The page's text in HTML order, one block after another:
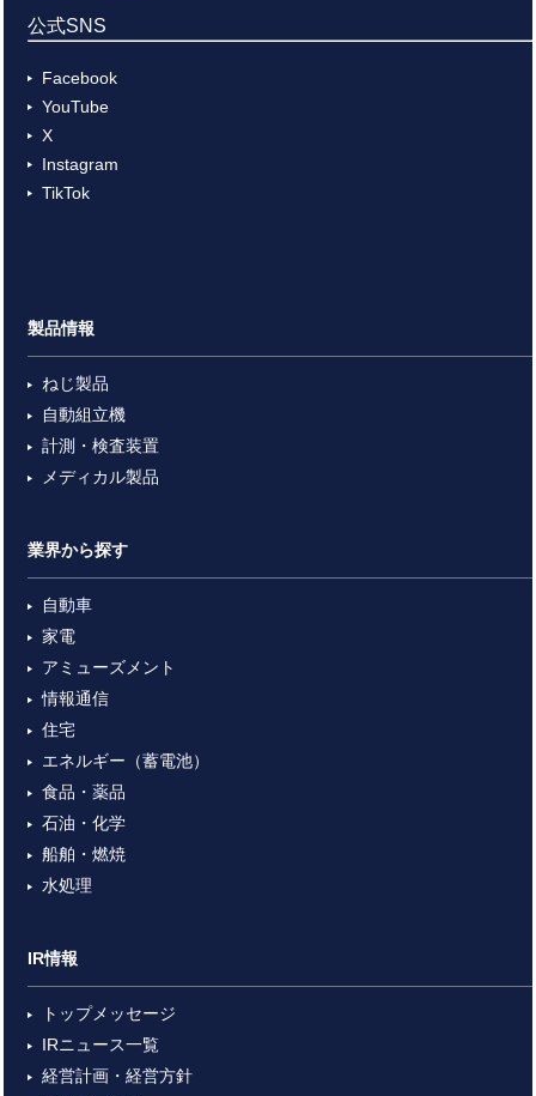
公式SNS
Facebook
YouTube
X
Instagram
TikTok
製品情報
ねじ製品
自動組立機
計測・検査装置
メディカル製品
業界から探す
自動車
家電
アミューズメント
情報通信
住宅
エネルギー（蓄電池）
食品・薬品
石油・化学
船舶・燃焼
水処理
IR情報
トップメッセージ
IRニュース一覧
経営計画・経営方針